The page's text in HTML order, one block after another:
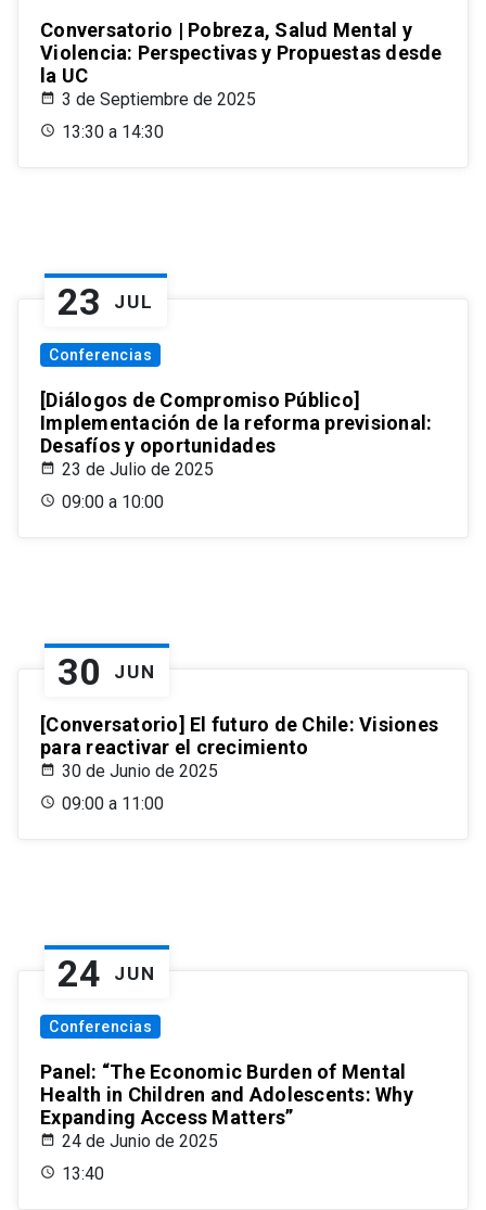
Conversatorio | Pobreza, Salud Mental y
Violencia: Perspectivas y Propuestas desde
la UC
3 de Septiembre de 2025
13:30 a 14:30
23 JUL
Conferencias
[Diálogos de Compromiso Público]
Implementación de la reforma previsional:
Desafíos y oportunidades
23 de Julio de 2025
09:00 a 10:00
30 JUN
[Conversatorio] El futuro de Chile: Visiones
para reactivar el crecimiento
30 de Junio de 2025
09:00 a 11:00
24 JUN
Conferencias
Panel: “The Economic Burden of Mental
Health in Children and Adolescents: Why
Expanding Access Matters”
24 de Junio de 2025
13:40